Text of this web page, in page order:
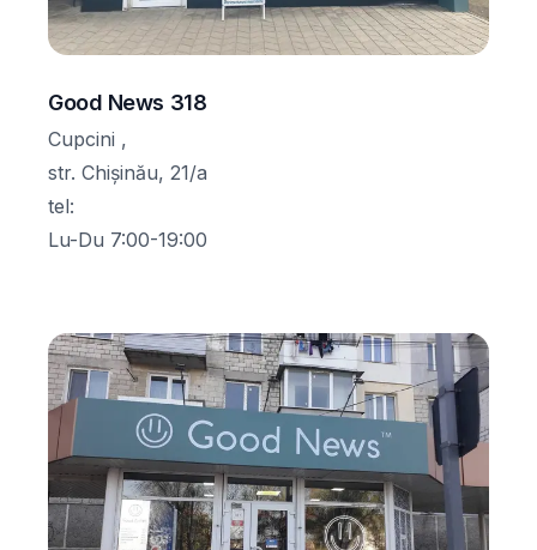
Good News 318
Cupcini ,
str. Chișinău, 21/a
tel:
Lu-Du 7:00-19:00